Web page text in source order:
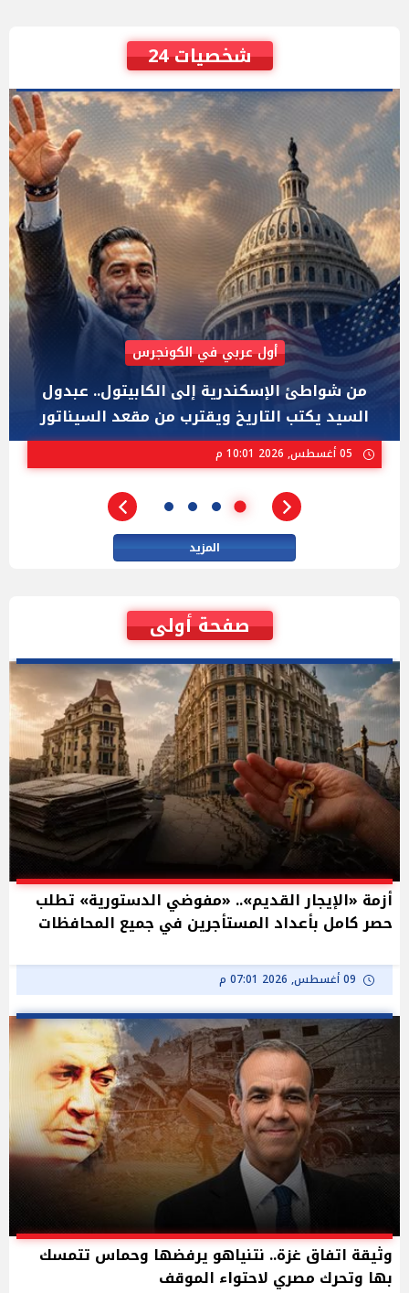
شخصيات 24
AIPAC رصدت 30 مليون دولار لإضعافه
"عبد الرحمن السيد" المصري الذى يواجه "هايلي
ستيفنز" وإيباك الاسرائيلية بإنتخابات ميشيجان
المزيد
صفحة أولى
أزمة «الإيجار القديم».. «مفوضي الدستورية» تطلب
حصر كامل بأعداد المستأجرين في جميع المحافظات
09 أغسطس, 2026 07:01 م
وثيقة اتفاق غزة.. نتنياهو يرفضها وحماس تتمسك
بها وتحرك مصري لاحتواء الموقف